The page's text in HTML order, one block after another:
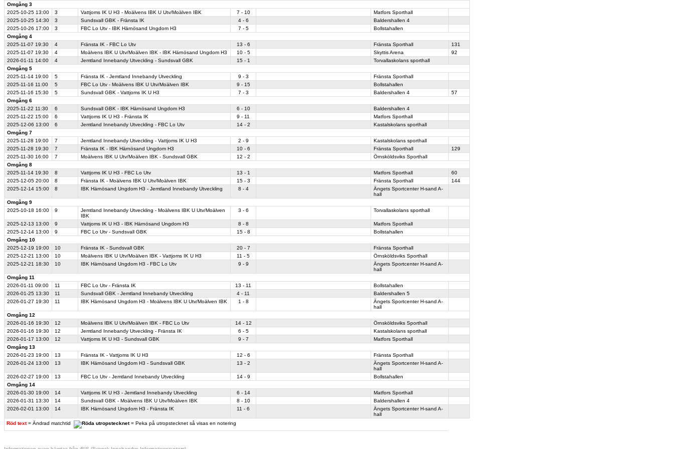
Röd text = Ändrad matchtid = Peka på utropstecknet så visas en notering
Omgång 3
2025-10-25 13:00 3 Vattjoms IK U H3 - Moälvens IBK U Utv/Moälven IBK 7 - 10
Matfors Sporthall
2025-10-25 14:30 3 Sundsvall GBK - Fränsta IK 4 - 6
Baldershallen 4
2025-10-26 17:00 3 FBC Lo Utv - IBK Härnösand Ungdom H3 7 - 5
Bollstahallen
Omgång 4
2025-11-07 19:30 4 Fränsta IK - FBC Lo Utv 13 - 6 Fränsta Sporthall
131
2025-11-07 19:30 4 Moälvens IBK U Utv/Moälven IBK - IBK Härnösand Ungdom H3 10 - 5 Skyttis Arena
92
2026-01-11 14:00 4 Jemtland Innebandy Utveckling - Sundsvall GBK 15 - 1
Torvallaskolans sporthall
Omgång 5
2025-11-14 19:00 5 Fränsta IK - Jemtland Innebandy Utveckling 9 - 3
Fränsta Sporthall
2025-11-16 11:00 5 FBC Lo Utv - Moälvens IBK U Utv/Moälven IBK 9 - 15
Bollstahallen
2025-11-16 15:30 5 Sundsvall GBK - Vattjoms IK U H3 7 - 3 Baldershallen 4
57
Omgång 6
2025-11-22 11:30 6 Sundsvall GBK - IBK Härnösand Ungdom H3 6 - 10
Baldershallen 4
2025-11-22 15:00 6 Vattjoms IK U H3 - Fränsta IK 9 - 11
Matfors Sporthall
2025-12-06 13:00 6 Jemtland Innebandy Utveckling - FBC Lo Utv 14 - 2
Kastalskolans sporthall
Omgång 7
2025-11-28 19:00 7 Jemtland Innebandy Utveckling - Vattjoms IK U H3 2 - 9
Kastalskolans sporthall
2025-11-28 19:30 7 Fränsta IK - IBK Härnösand Ungdom H3 10 - 6 Fränsta Sporthall
129
2025-11-30 16:00 7 Moälvens IBK U Utv/Moälven IBK - Sundsvall GBK 12 - 2
Örnsköldsviks Sporthall
Omgång 8
2025-11-14 19:30 8 Vattjoms IK U H3 - FBC Lo Utv 13 - 1 Matfors Sporthall
60
2025-12-05 20:00 8 Fränsta IK - Moälvens IBK U Utv/Moälven IBK 15 - 3 Fränsta Sporthall
144
2025-12-14 15:00 8 IBK Härnösand Ungdom H3 - Jemtland Innebandy Utveckling 8 - 4
Ängets Sportcenter H-sand A-
hall
Omgång 9
2025-10-18 16:00 9
Jemtland Innebandy Utveckling - Moälvens IBK U Utv/Moälven
IBK
3 - 6 Torvallaskolans sporthall
2025-12-13 13:00 9 Vattjoms IK U H3 - IBK Härnösand Ungdom H3 8 - 8
Matfors Sporthall
2025-12-14 13:00 9 FBC Lo Utv - Sundsvall GBK 15 - 8
Bollstahallen
Omgång 10
2025-12-19 19:00 10 Fränsta IK - Sundsvall GBK 20 - 7
Fränsta Sporthall
2025-12-21 13:00 10 Moälvens IBK U Utv/Moälven IBK - Vattjoms IK U H3 11 - 5
Örnsköldsviks Sporthall
2025-12-21 18:30 10 IBK Härnösand Ungdom H3 - FBC Lo Utv 9 - 9
Ängets Sportcenter H-sand A-
hall
Omgång 11
2026-01-11 09:00 11 FBC Lo Utv - Fränsta IK 13 - 11
Bollstahallen
2026-01-25 13:30 11 Sundsvall GBK - Jemtland Innebandy Utveckling 4 - 11
Baldershallen 5
2026-01-27 19:30 11 IBK Härnösand Ungdom H3 - Moälvens IBK U Utv/Moälven IBK 1 - 8
Ängets Sportcenter H-sand A-
hall
Omgång 12
2026-01-16 19:30 12 Moälvens IBK U Utv/Moälven IBK - FBC Lo Utv 14 - 12
Örnsköldsviks Sporthall
2026-01-16 19:30 12 Jemtland Innebandy Utveckling - Fränsta IK 6 - 5
Kastalskolans sporthall
2026-01-17 13:00 12 Vattjoms IK U H3 - Sundsvall GBK 9 - 7
Matfors Sporthall
Omgång 13
2026-01-23 19:00 13 Fränsta IK - Vattjoms IK U H3 12 - 6
Fränsta Sporthall
2026-01-24 13:00 13 IBK Härnösand Ungdom H3 - Sundsvall GBK 13 - 2
Ängets Sportcenter H-sand A-
hall
2026-02-27 19:00 13 FBC Lo Utv - Jemtland Innebandy Utveckling 14 - 9
Bollstahallen
Omgång 14
2026-01-30 19:00 14 Vattjoms IK U H3 - Jemtland Innebandy Utveckling 6 - 14
Matfors Sporthall
2026-01-31 13:30 14 Sundsvall GBK - Moälvens IBK U Utv/Moälven IBK 8 - 10
Baldershallen 4
2026-02-01 13:00 14 IBK Härnösand Ungdom H3 - Fränsta IK 11 - 6
Ängets Sportcenter H-sand A-
hall